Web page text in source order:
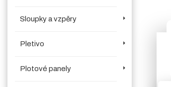
Sloupky a vzpěry
Pletivo
Plotové panely